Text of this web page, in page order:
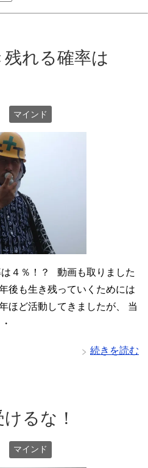
残れる確率は
マインド
４％！？ 動画も取りました
後も生き残っていくためには
ほど活動してきましたが、 当
続きを読む
るな！
マインド